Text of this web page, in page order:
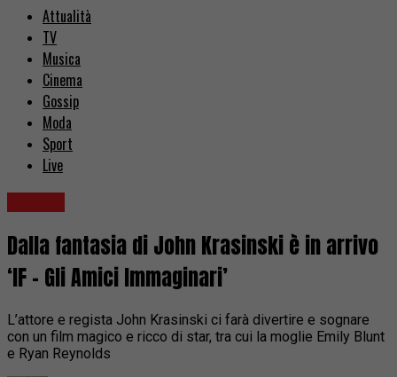
Attualità
TV
Musica
Cinema
Gossip
Moda
Sport
Live
Dalla fantasia di John Krasinski è in arrivo
‘IF – Gli Amici Immaginari’
L’attore e regista John Krasinski ci farà divertire e sognare
con un film magico e ricco di star, tra cui la moglie Emily Blunt
e Ryan Reynolds